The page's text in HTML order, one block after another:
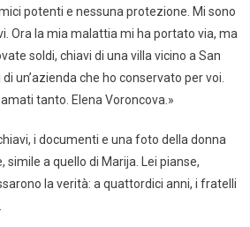
potenti e nessuna protezione. Mi sono
Ora la mia malattia mi ha portato via, ma
soldi, chiavi di una villa vicino a San
un’azienda che ho conservato per voi.
tanto. Elena Voroncova.»
i documenti e una foto della donna
a quello di Marija. Lei pianse,
la verità: a quattordici anni, i fratelli